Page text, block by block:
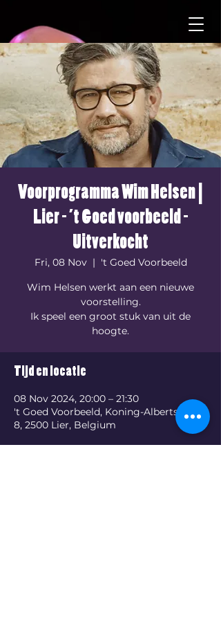
Voorprogramma Wim Helsen |
Lier - ’t Goed voorbeeld -
Uitverkocht
Fri, 08 Nov
  |
't Goed Voorbeeld
Wim Helsen werkt aan een nieuwe
voorstelling.
Ik speel een groot stuk van uit de
hoogte.
Tijd en locatie
08 Nov 2024, 20:00 – 21:30
't Goed Voorbeeld, Koning-Albertstraat
8, 2500 Lier, Belgium